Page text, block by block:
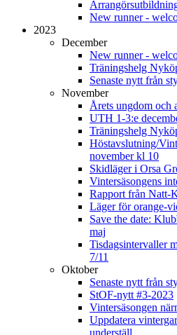
New runner -
2023
December
New runner -
Träningshelg
Senaste nytt från
November
Årets ungdom och
UTH 1-3:e
Träningshelg
Höstavslutning/
november kl 10
Skidläger i Orsa
Vintersäsongens
Rapport från Natt-
Läger för orange-
Save the date:
maj
Tisdagsintervaller
7/11
Oktober
Senaste nytt från
StOF-nytt #3-2023
Vintersäsongen
Uppdatera
underställ